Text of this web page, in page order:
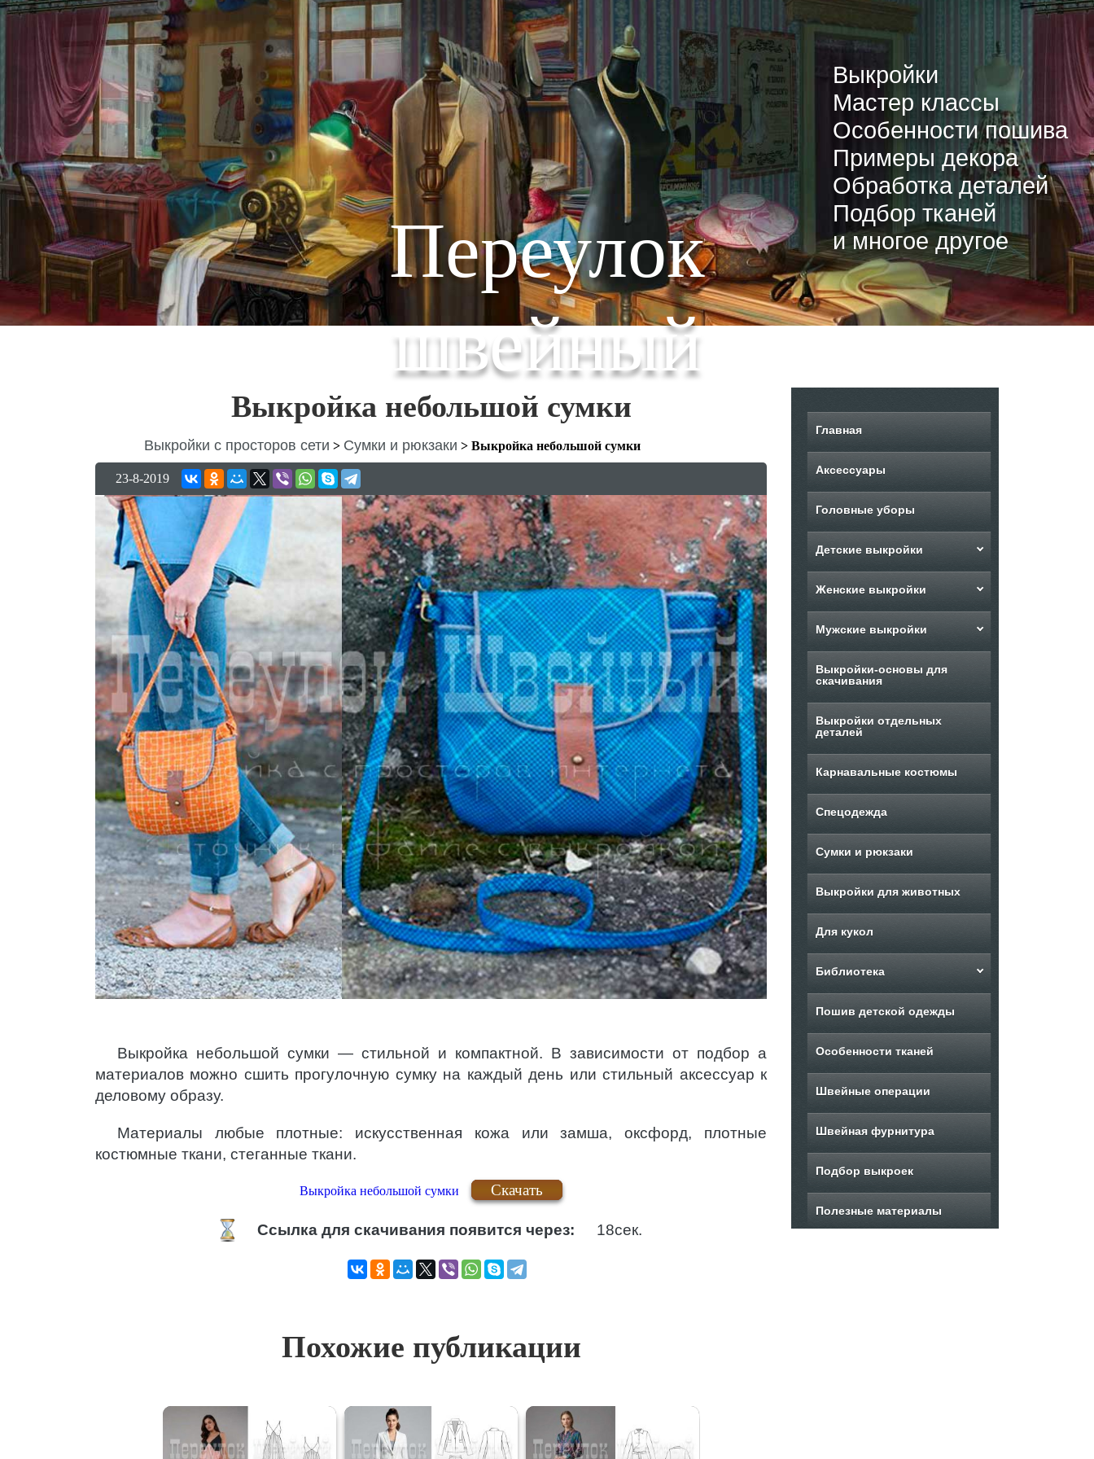
Переулок
швейный
Выкройки
Мастер классы
Особенности пошива
Примеры декора
Обработка деталей
Подбор тканей
и многое другое
Выкройка небольшой сумки
Выкройки с просторов сети > Сумки и рюкзаки > Выкройка небольшой сумки
23-8-2019
Выкройка небольшой сумки — стильной и компактной. В зависимости от подбор а
материалов можно сшить прогулочную сумку на каждый день или стильный аксессуар к
деловому образу.
Материалы любые плотные: искусственная кожа или замша, оксфорд, плотные
костюмные ткани, стеганные ткани.
Выкройка небольшой сумки Скачать
Ссылка для скачивания появится через: 17сек.
Похожие публикации
Главная
Аксессуары
Головные уборы
Детские выкройки
Женские выкройки
Мужские выкройки
Выкройки-основы для
скачивания
Выкройки отдельных
деталей
Карнавальные костюмы
Спецодежда
Сумки и рюкзаки
Выкройки для животных
Для кукол
Библиотека
Пошив детской одежды
Особенности тканей
Швейные операции
Швейная фурнитура
Подбор выкроек
Полезные материалы